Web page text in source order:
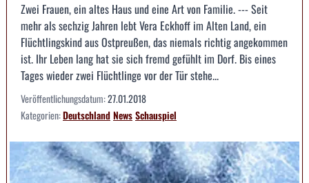
Zwei Frauen, ein altes Haus und eine Art von Familie. --- Seit
mehr als sechzig Jahren lebt Vera Eckhoff im Alten Land, ein
Flüchtlingskind aus Ostpreußen, das niemals richtig angekommen
ist. Ihr Leben lang hat sie sich fremd gefühlt im Dorf. Bis eines
Tages wieder zwei Flüchtlinge vor der Tür stehe...
Veröffentlichungsdatum:27.01.2018
Kategorien:DeutschlandNewsSchauspiel